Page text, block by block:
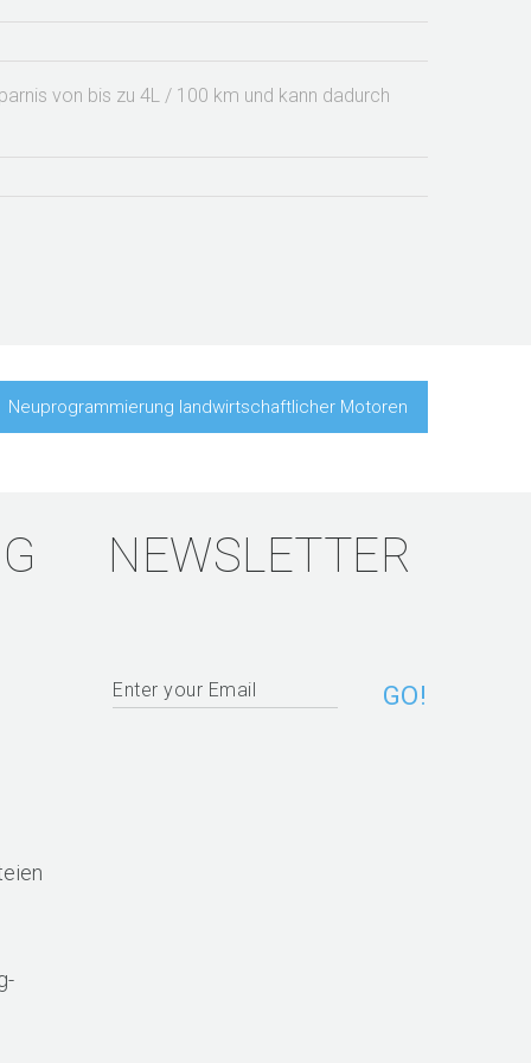
von bis zu 4L / 100 km und kann dadurch
Neuprogrammierung landwirtschaftlicher Motoren
NEWSLETTER